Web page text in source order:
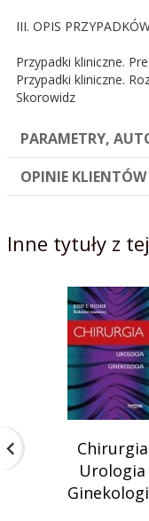
III. OPIS
Przypadki kliniczne.
Przypadki kliniczne.
Skorowidz
PARAMETRY,
OPINIE KLIENTÓW
Inne tytuły z
Chirurgia
Urologia